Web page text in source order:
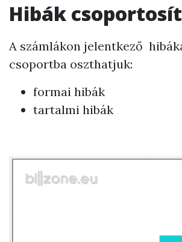
Hibák
A számlákon jelentkező
csoportba oszthatjuk:
formai hibák
tartalmi hibák